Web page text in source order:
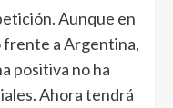
Aunque en
frente a Argentina,
positiva no ha
Ahora tendrá